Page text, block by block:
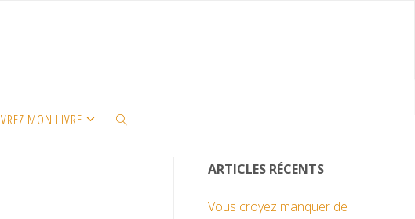
MON LIVRE
ARTICLES RÉCENTS
Vous croyez manquer de